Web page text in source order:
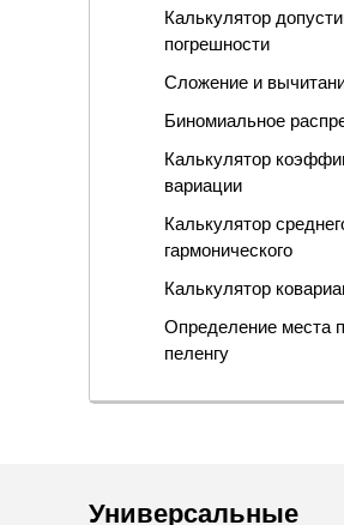
Калькулятор
погрешности
Сложение и
Биномиальное
Калькулятор
вариации
Калькулятор
гармонического
Калькулятор
Определение места
пеленгу
Универсальные